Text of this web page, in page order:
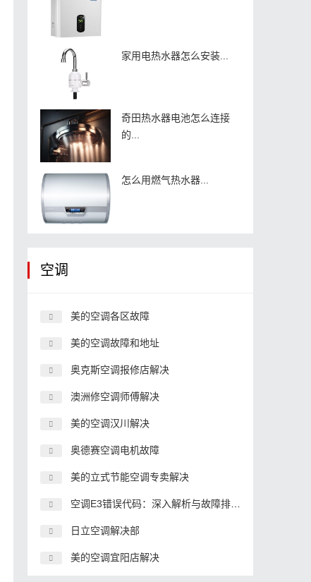
家用电热水器怎么安装...
奇田热水器电池怎么连接
的...
怎么用燃气热水器...
空调
美的空调各区故障
美的空调故障和地址
奥克斯空调报修店解决
澳洲修空调师傅解决
美的空调汉川解决
奥德赛空调电机故障
美的立式节能空调专卖解决
空调E3错误代码：深入解析与故障排除方法
日立空调解决部
美的空调宜阳店解决